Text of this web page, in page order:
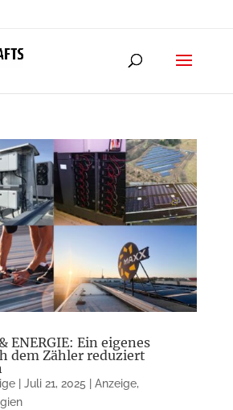
ENERGIE: Ein eigenes
dem Zähler reduziert
| Juli 21, 2025 Anzeige,